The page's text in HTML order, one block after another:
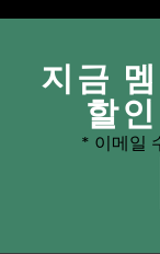
지금
할
* 이메일